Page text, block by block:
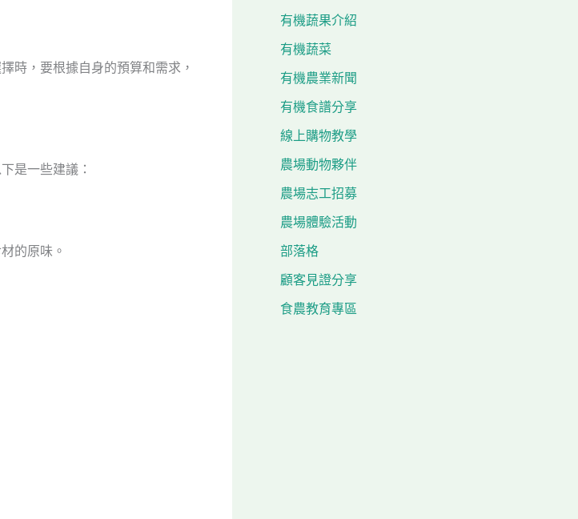
時，要根據自身的預算和需求，
是一些建議：
的原味。
有機蔬果介紹
有機蔬菜
有機農業新聞
有機食譜分享
線上購物教學
農場動物夥伴
農場志工招募
農場體驗活動
部落格
顧客見證分享
食農教育專區